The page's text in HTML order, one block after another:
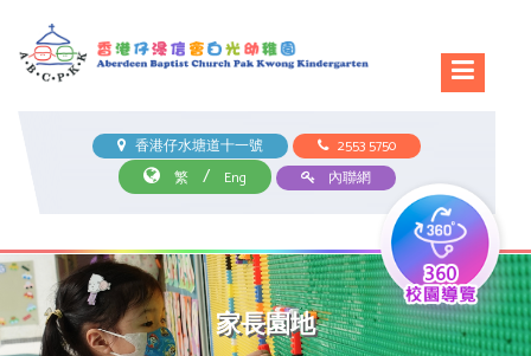
香港仔水塘道十一號
2553 5750
繁
/ Eng 內聯網
家長園地